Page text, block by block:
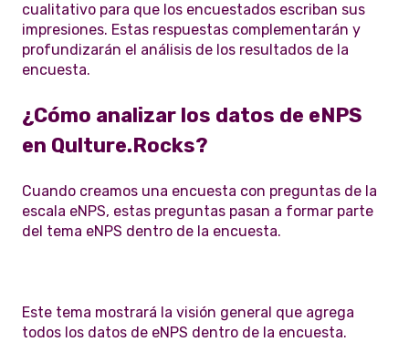
cualitativo para que los encuestados escriban sus
impresiones. Estas respuestas complementarán y
profundizarán el análisis de los resultados de la
encuesta.
¿Cómo analizar los datos de eNPS
en Qulture.Rocks?
Cuando creamos una encuesta con preguntas de la
escala eNPS, estas preguntas pasan a formar parte
del tema eNPS dentro de la encuesta.
Este tema mostrará la visión general que agrega
todos los datos de eNPS dentro de la encuesta.